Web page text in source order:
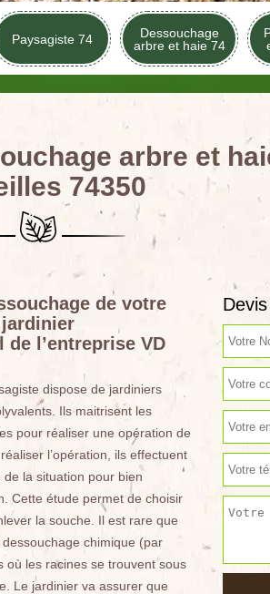
Paysagiste 74
Dessouchage
arbre et haie 74
arbre et
74350
de votre
l’entreprise VD
dispose de jardiniers
Ils maitrisent les
pour réaliser une opération de
l’opération, ils effectuent
la situation pour bien
Cette étude permet de choisir
la souche. Il est rare que
dessouchage chimique (par
où les racines se trouvent sous
Le jardinier va assurer que